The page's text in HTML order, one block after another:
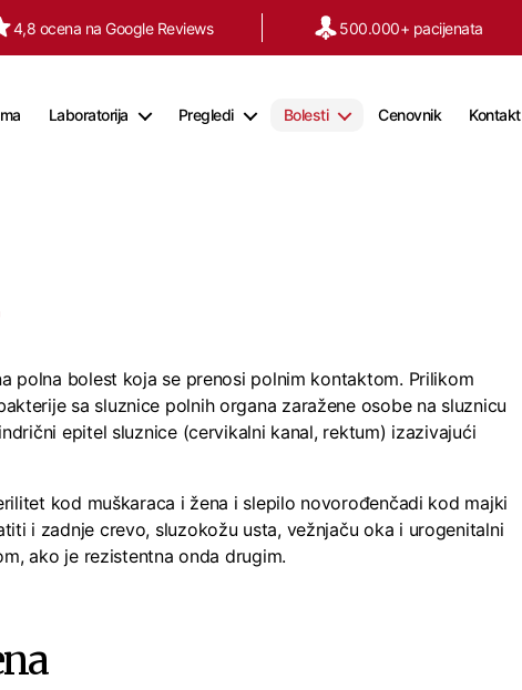
4,8 ocena na Google Reviews 500.000+ pacijenata
Laboratorija Pregledi Bolesti Cenovnik Kontakt
polna bolest koja se prenosi polnim kontaktom. Prilikom
sa sluznice polnih organa zaražene osobe na sluznicu
epitel sluznice (cervikalni kanal, rektum) izazivajući
kod muškaraca i žena i slepilo novorođenčadi kod majki
i zadnje crevo, sluzokožu usta, vežnjaču oka i urogenitalni
ako je rezistentna onda drugim.